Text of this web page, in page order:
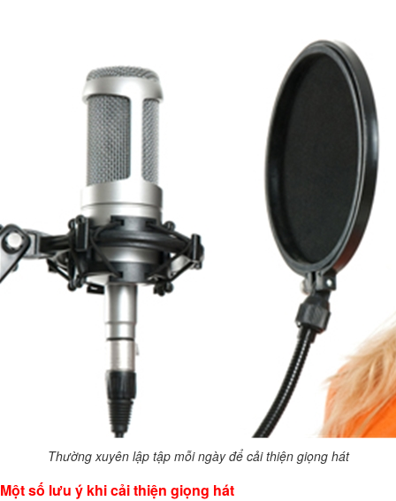
Thường xuyên lập tập mỗi ngày để cải thiện giọng hát
Một số lưu ý khi cải thiện giọng hát